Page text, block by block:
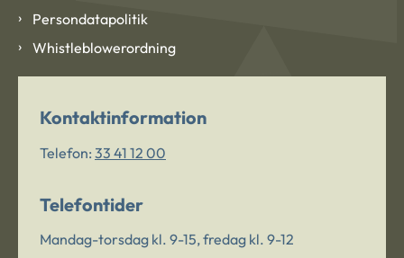
Persondatapolitik
Whistleblowerordning
Kontaktinformation
Telefon: 33 41 12 00
Telefontider
Mandag-torsdag kl. 9-15, fredag kl. 9-12